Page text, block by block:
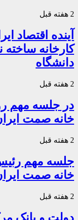
2 هفته قبل
آینده اقتصاد
کارخانه
دانشگاه
2 هفته قبل
در جلسه مهم
خانه صمت
2 هفته قبل
جلسه مهم
خانه صمت
2 هفته قبل
دولت و بانک